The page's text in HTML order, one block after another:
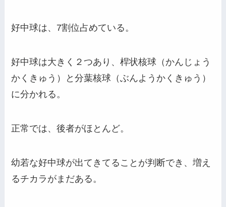
好中球は、7割位占めている。
好中球は大きく２つあり、桿状核球（かんじょう
かくきゅう）と分葉核球（ぶんようかくきゅう）
に分かれる。
正常では、後者がほとんど。
幼若な好中球が出てきてることが判断でき、増え
るチカラがまだある。